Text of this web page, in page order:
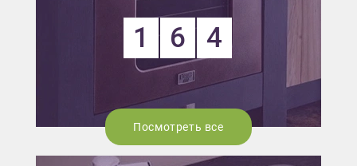
1 6 4
Посмотреть все